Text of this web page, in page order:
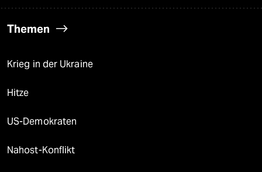
Themen
Krieg in der Ukraine
Hitze
US-Demokraten
Nahost-Konflikt